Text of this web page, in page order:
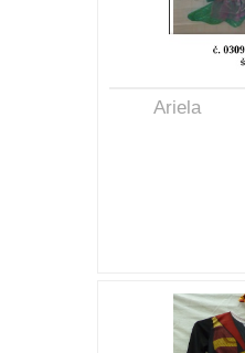
Ariela